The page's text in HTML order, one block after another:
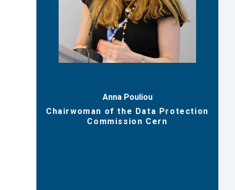
Anna Pouliou
Chairwoman of the Data Protection
Commission Cern